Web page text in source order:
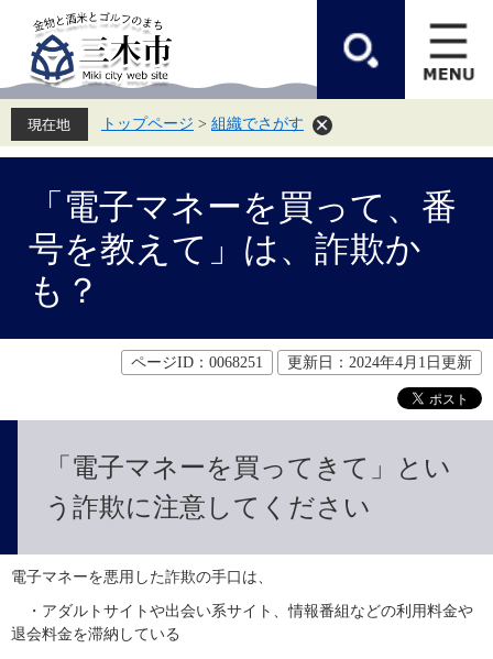
先
頭
す。
を
飛
し
トップページ > 組織でさがす
「電子マネーを買って、番
号を教えて」は、詐欺か
も？
ページID：0068251 更新日：2024年4月1日更新
「電子マネーを買ってきて」とい
う詐欺に注意してください
電子マネーを悪用した詐欺の手口は、
・アダルトサイトや出会い系サイト、情報番組などの利用料金や
退会料金を滞納している